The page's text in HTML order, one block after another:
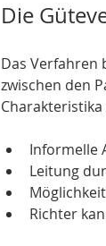
Die
Das Verfahren
zwischen den
Informelle
Leitung
Richter